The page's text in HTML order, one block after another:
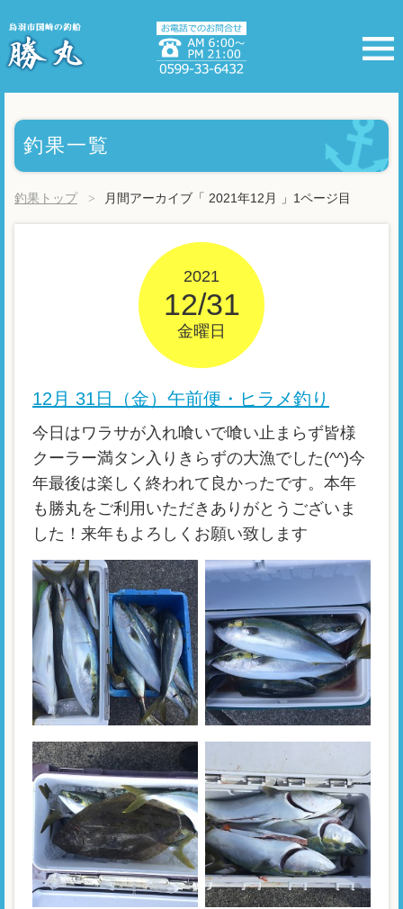
釣果一覧
釣果トップ 月間アーカイブ「 2021年12月 」1ページ目
2021
12/31
金曜日
12月 31日（金）午前便・ヒラメ釣り
今日はワラサが入れ喰いで喰い止まらず皆様
クーラー満タン入りきらずの大漁でした(^^)今
年最後は楽しく終われて良かったです。本年
も勝丸をご利用いただきありがとうございま
した！来年もよろしくお願い致します